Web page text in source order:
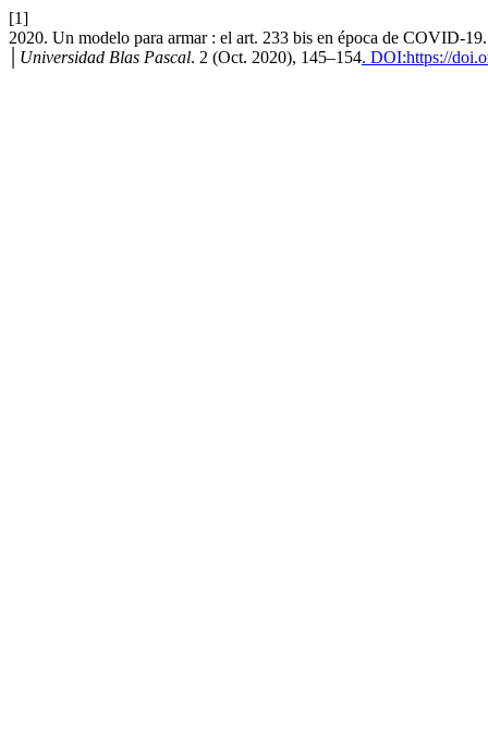
[1]
2020. Un modelo para armar : el art. 233 bis en época de COVID-
│Universidad Blas Pascal. 2 (Oct. 2020), 145–154. DOI:https://